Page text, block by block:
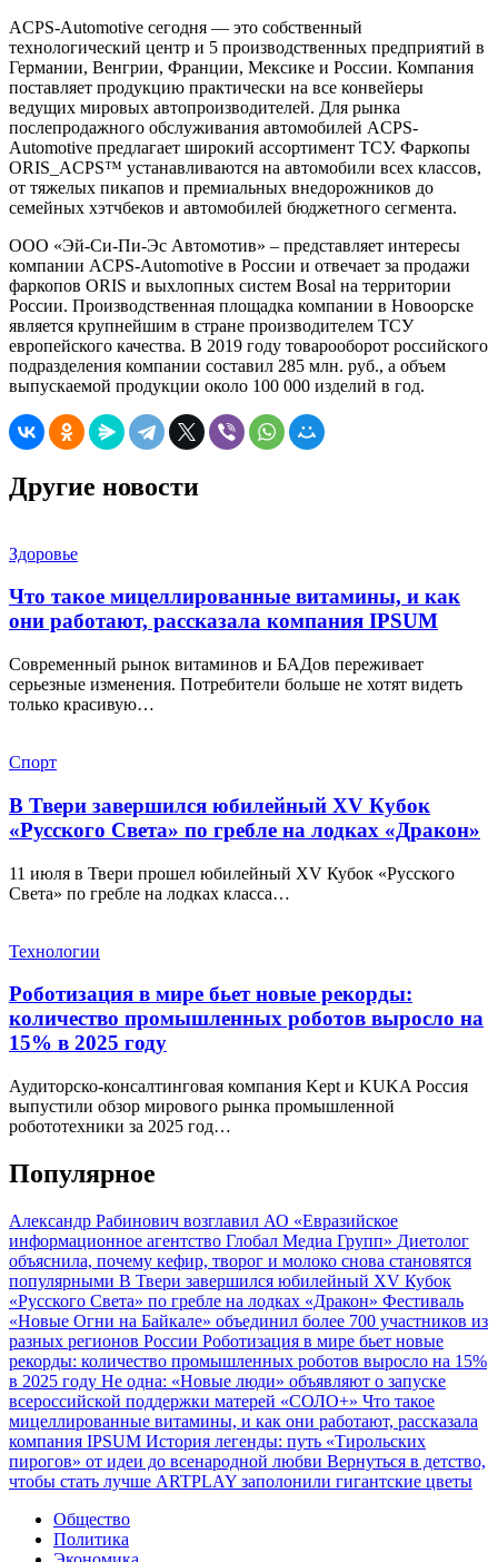
ACPS-Automotive сегодня — это собственный
технологический центр и 5 производственных предприятий в
Германии, Венгрии, Франции, Мексике и России. Компания
поставляет продукцию практически на все конвейеры
ведущих мировых автопроизводителей. Для рынка
послепродажного обслуживания автомобилей ACPS-
Automotive предлагает широкий ассортимент ТСУ. Фаркопы
ORIS_ACPS™ устанавливаются на автомобили всех классов,
от тяжелых пикапов и премиальных внедорожников до
семейных хэтчбеков и автомобилей бюджетного сегмента.
ООО «Эй-Си-Пи-Эс Автомотив» – представляет интересы
компании ACPS-Automotive в России и отвечает за продажи
фаркопов ORIS и выхлопных систем Bosal на территории
России. Производственная площадка компании в Новоорске
является крупнейшим в стране производителем ТСУ
европейского качества. В 2019 году товарооборот российского
подразделения компании составил 285 млн. руб., а объем
выпускаемой продукции около 100 000 изделий в год.
Другие новости
Здоровье
Что такое мицеллированные витамины, и как
они работают, рассказала компания IPSUM
Современный рынок витаминов и БАДов переживает
серьезные изменения. Потребители больше не хотят видеть
только красивую…
Спорт
В Твери завершился юбилейный XV Кубок
«Русского Света» по гребле на лодках «Дракон»
11 июля в Твери прошел юбилейный XV Кубок «Русского
Света» по гребле на лодках класса…
Технологии
Роботизация в мире бьет новые рекорды:
количество промышленных роботов выросло на
15% в 2025 году
Аудиторско-консалтинговая компания Kept и KUKA Россия
выпустили обзор мирового рынка промышленной
робототехники за 2025 год…
Популярное
Александр Рабинович возглавил АО «Евразийское
информационное агентство Глобал Медиа Групп» Диетолог
объяснила, почему кефир, творог и молоко снова становятся
популярными В Твери завершился юбилейный XV Кубок
«Русского Света» по гребле на лодках «Дракон» Фестиваль
«Новые Огни на Байкале» объединил более 700 участников из
разных регионов России Роботизация в мире бьет новые
рекорды: количество промышленных роботов выросло на 15%
в 2025 году Не одна: «Новые люди» объявляют о запуске
всероссийской поддержки матерей «СОЛО+» Что такое
мицеллированные витамины, и как они работают, рассказала
компания IPSUM История легенды: путь «Тирольских
пирогов» от идеи до всенародной любви Вернуться в детство,
чтобы стать лучше ARTPLAY заполонили гигантские цветы
Общество
Политика